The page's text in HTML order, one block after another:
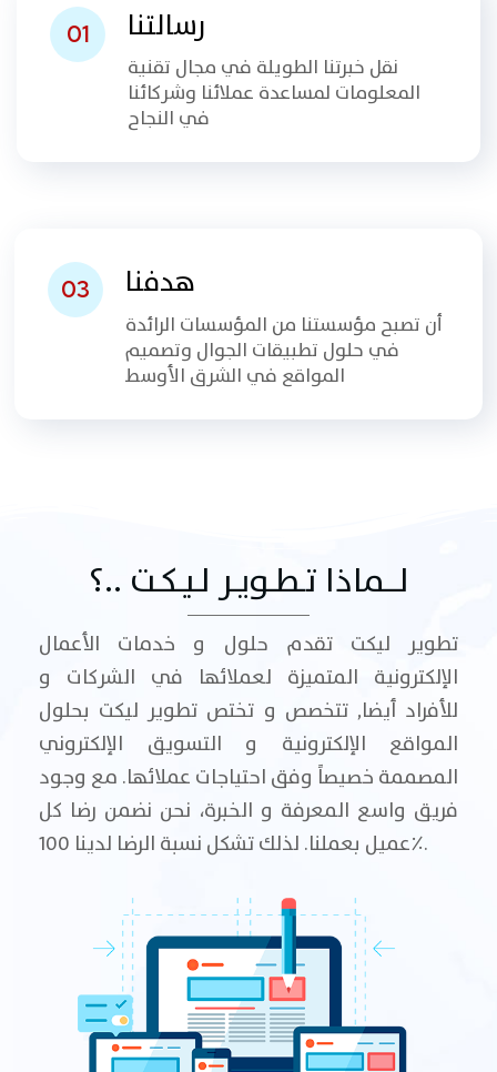
01 رسالتنا
نقل خبرتنا الطويلة في مجال تقنية
المعلومات لمساعدة عملائنا وشركائنا
في النجاح
03 هدفنا
أن تصبح مؤسستنا من المؤسسات الرائدة
في حلول تطبيقات الجوال وتصميم
المواقع في الشرق الأوسط
لـــماذا تـطـويـر لـيـكـت ..؟
تطوير ليكت تقدم حلول و خدمات الأعمال
الإلكترونية المتميزة لعملائها في الشركات و
للأفراد أيضا, تتخصص و تختص تطوير ليكت بحلول
المواقع الإلكترونية و التسويق الإلكتروني
المصممة خصيصاً وفق احتياجات عملائها. مع وجود
فريق واسع المعرفة و الخبرة، نحن نضمن رضا كل
عميل بعملنا. لذلك تشكل نسبة الرضا لدينا 100٪.